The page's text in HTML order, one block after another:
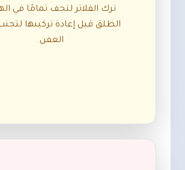
ترك الفلاتر لتجف تمامًا في
الطلق قبل إعادة تركيبها
العفن.